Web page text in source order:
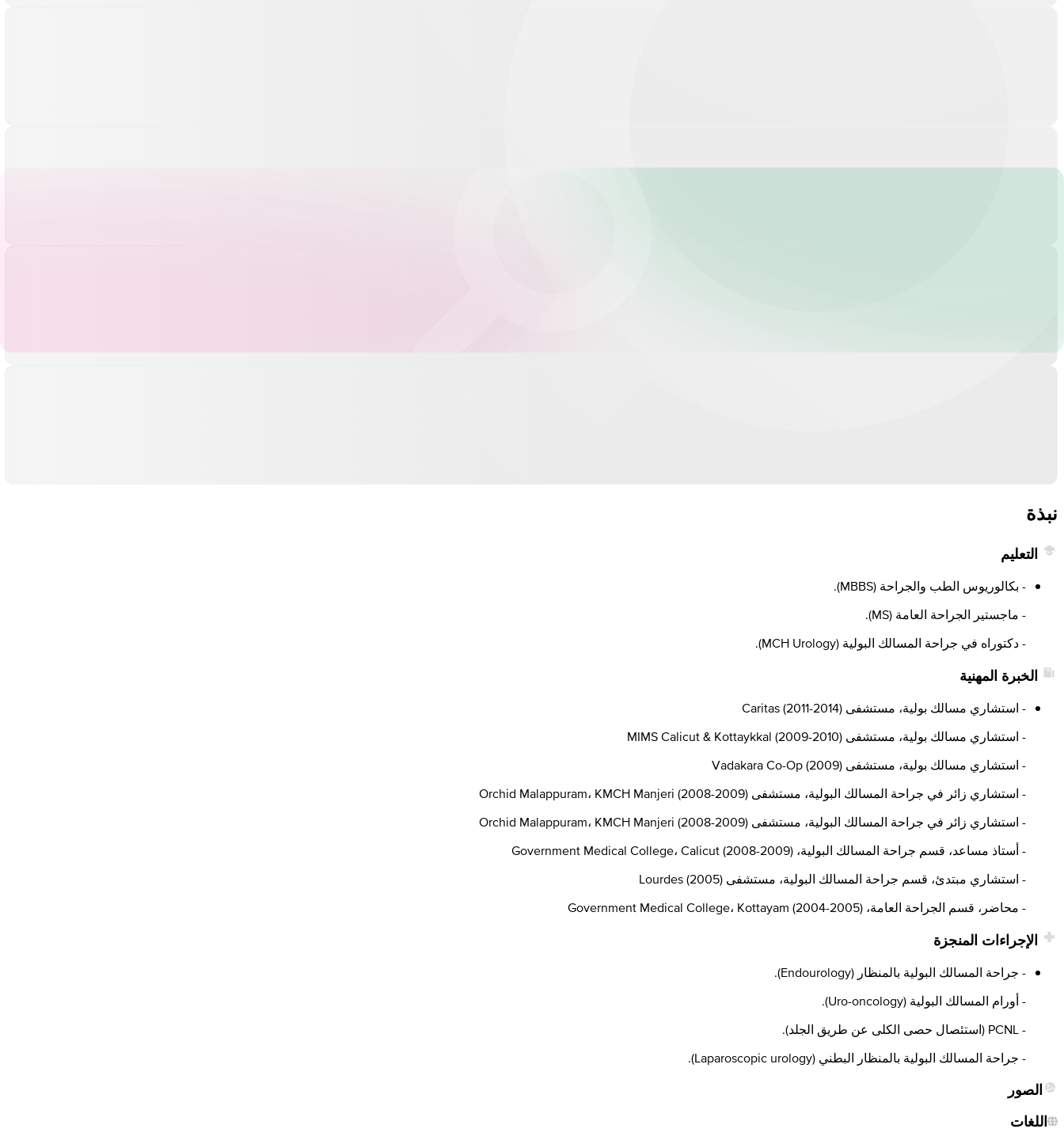
نبذة
التعليم
- بكالوريوس الطب والجراحة (MBBS).
- ماجستير الجراحة العامة (MS).
- دكتوراه في جراحة المسالك البولية (MCH Urology).
الخبرة المهنية
- استشاري مسالك بولية، مستشفى Caritas (2011-2014)
- استشاري مسالك بولية، مستشفى MIMS Calicut & Kottaykkal (2009-2010)
- استشاري مسالك بولية، مستشفى Vadakara Co-Op (2009)
- استشاري زائر في جراحة المسالك البولية، مستشفى Orchid Malappuram، KMCH Manjeri (2008-2009)
- استشاري زائر في جراحة المسالك البولية، مستشفى Orchid Malappuram، KMCH Manjeri (2008-2009)
- أستاذ مساعد، قسم جراحة المسالك البولية، Government Medical College، Calicut (2008-2009)
- استشاري مبتدئ، قسم جراحة المسالك البولية، مستشفى Lourdes (2005)
- محاضر، قسم الجراحة العامة، Government Medical College، Kottayam (2004-2005)
الإجراءات المنجزة
- جراحة المسالك البولية بالمنظار (Endourology).
- أورام المسالك البولية (Uro-oncology).
- PCNL (استئصال حصى الكلى عن طريق الجلد).
- جراحة المسالك البولية بالمنظار البطني (Laparoscopic urology).
الصور
اللغات